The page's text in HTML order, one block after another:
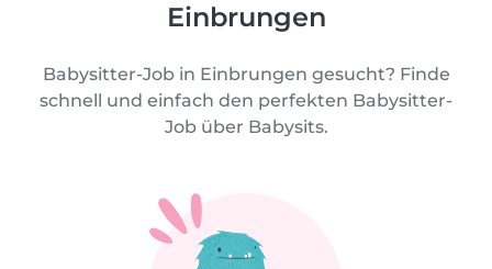
Einbrungen
Babysitter-Job in Einbrungen gesucht? Finde
schnell und einfach den perfekten Babysitter-
Job über Babysits.